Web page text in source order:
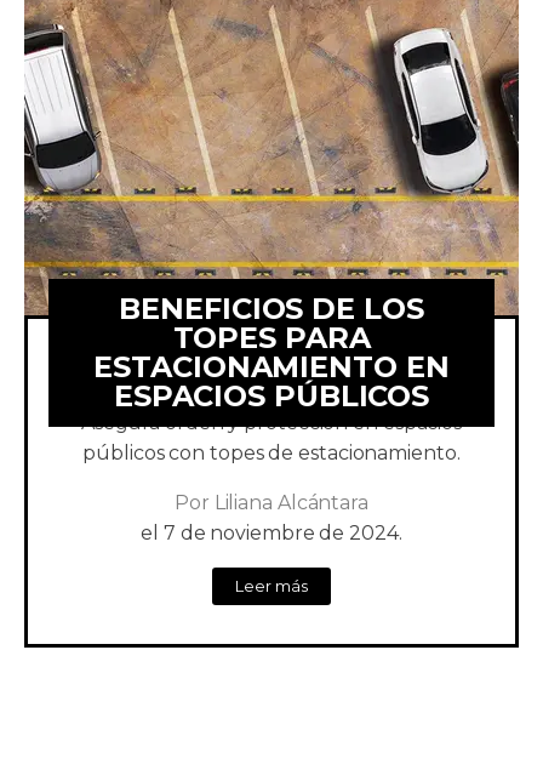
BENEFICIOS DE LOS
TOPES PARA
ESTACIONAMIENTO EN
ESPACIOS PÚBLICOS
¡Mejora la experiencia de los conductores!
Asegura orden y protección en espacios
públicos con topes de estacionamiento.
Por Liliana Alcántara
el 7 de noviembre de 2024.
Leer más